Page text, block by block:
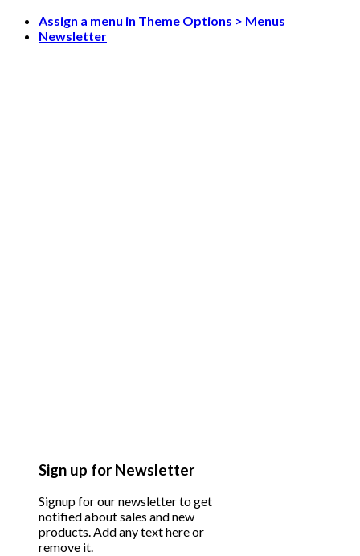
Skip
Assign a menu in Theme Options > Menus
Newsletter
Sign up for Newsletter
Signup for our newsletter to get
notified about sales and new
products. Add any text here or
remove it.